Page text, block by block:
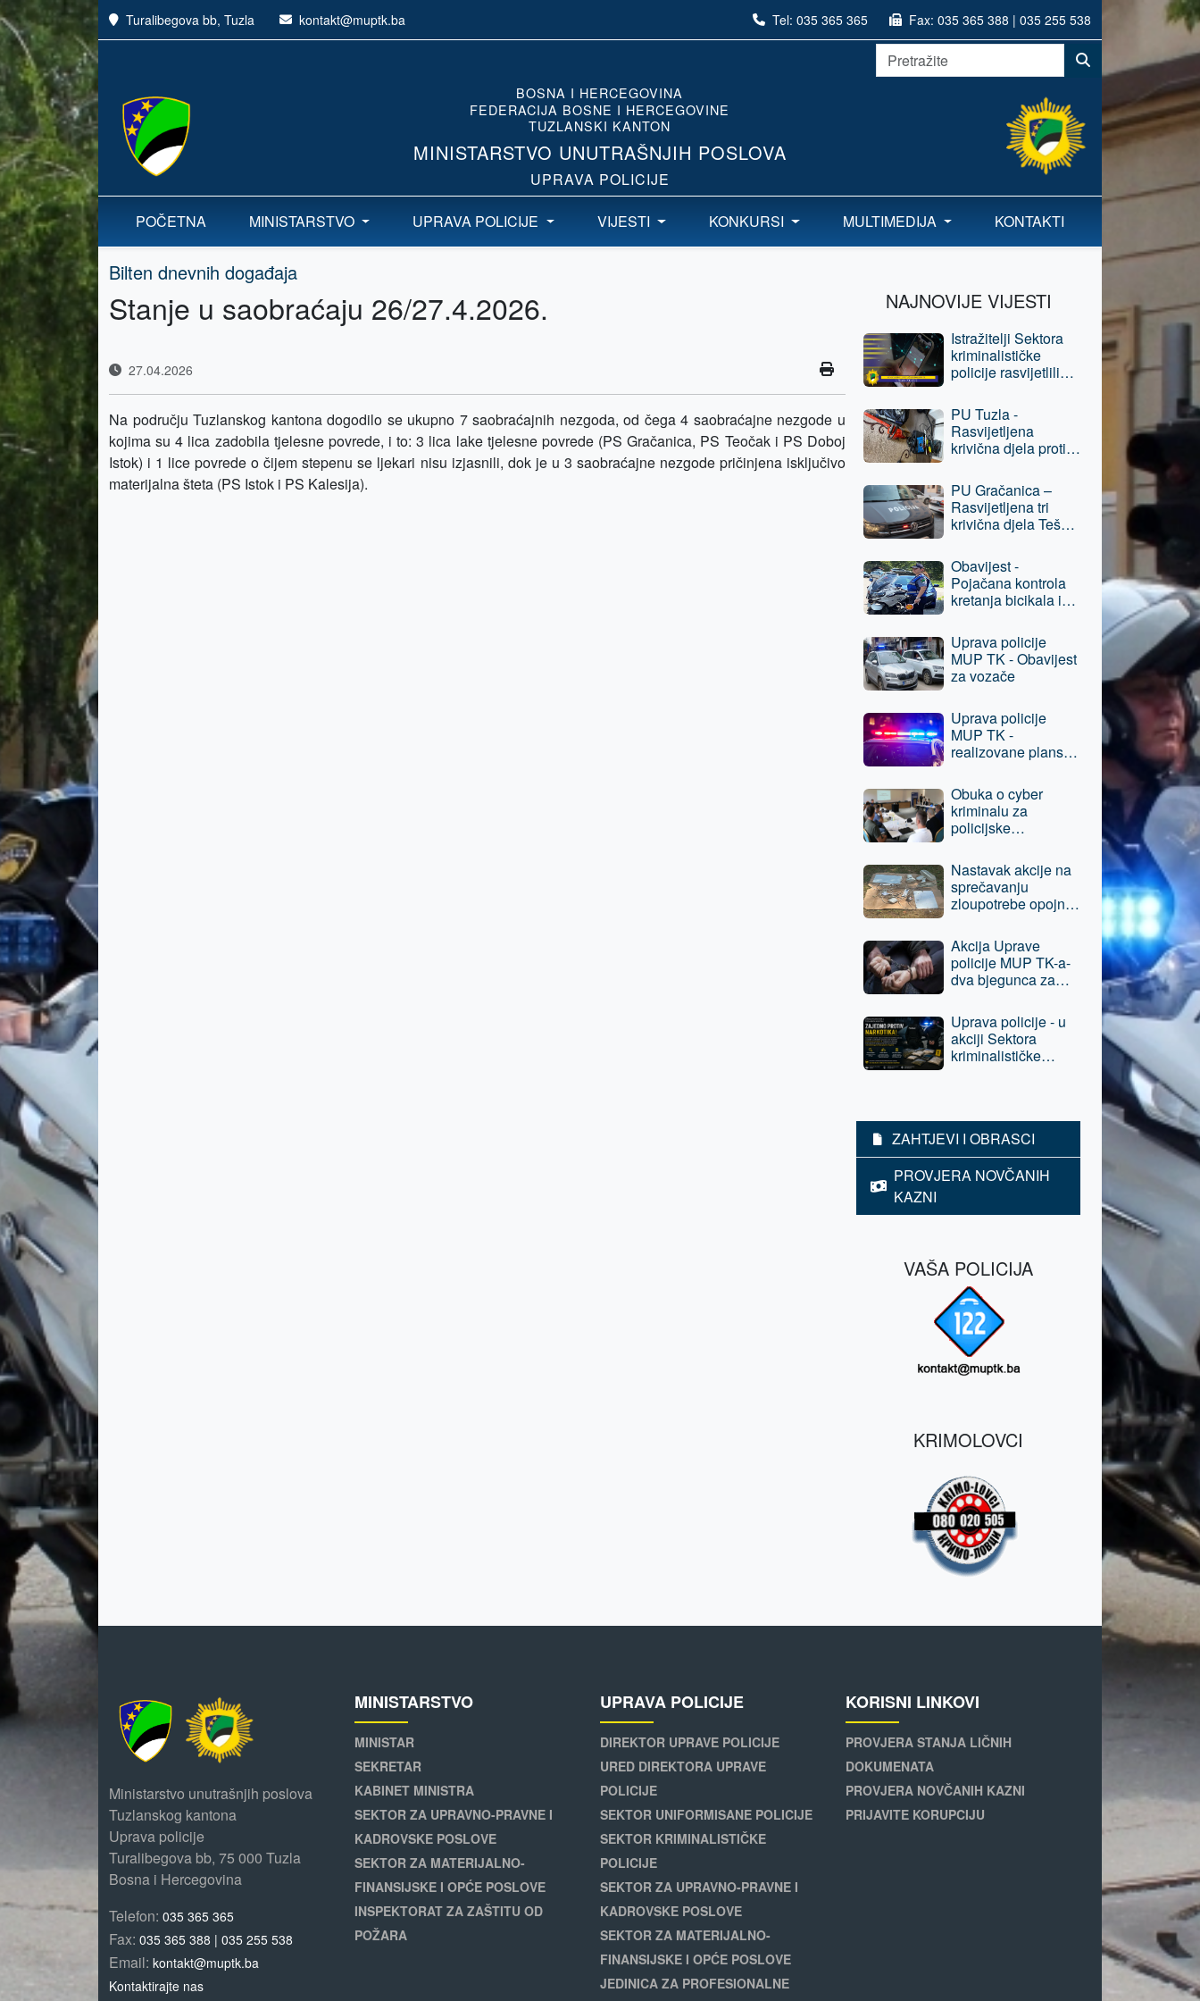
Turalibegova bb, Tuzla kontakt@muptk.ba Tel: 035 365 365 Fax: 035 365 388 | 035 255 538
BOSNA I HERCEGOVINA
FEDERACIJA BOSNE I HERCEGOVINE
TUZLANSKI KANTON
MINISTARSTVO UNUTRAŠNJIH POSLOVA
UPRAVA POLICIJE
POČETNA MINISTARSTVO UPRAVA POLICIJE VIJESTI KONKURSI MULTIMEDIJA KONTAKTI
Bilten dnevnih događaja
Stanje u saobraćaju 26/27.4.2026.
27.04.2026
Na području Tuzlanskog kantona dogodilo se ukupno 7 saobraćajnih nezgoda, od čega 4 saobraćajne nezgode u
kojima su 4 lica zadobila tjelesne povrede, i to: 3 lica lake tjelesne povrede (PS Gračanica, PS Teočak i PS Doboj
Istok) i 1 lice povrede o čijem stepenu se ljekari nisu izjasnili, dok je u 3 saobraćajne nezgode pričinjena isključivo
materijalna šteta (PS Istok i PS Kalesija).
NAJNOVIJE VIJESTI
Istražitelji Sektora
kriminalističke
policije rasvijetlili
Prijevara,
osumnjičenom licu
oduzeta sloboda
PU Tuzla -
Rasvijetljena
krivična djela protiv
osoba lišena
slobode
PU Gračanica –
Rasvijetljena tri
krivična djela Teška
osumnjičenog lica
podneseni izvještaji
nadležnom
tužilaštvu
Obavijest -
Pojačana kontrola
kretanja bicikala i
u pješačkim
zonama grada Tuzla
Uprava policije
MUP TK - Obavijest
za vozače
Uprava policije
MUP TK -
realizovane planske
opojna droga
Obuka o cyber
kriminalu za
policijske
policije MUP TK-a i
Policije Brčko
distrikta BiH
Nastavak akcije na
sprečavanju
zloupotrebe opojnih
iz Tuzle oduzeta
sloboda
Akcija Uprave
policije MUP TK-a-
dva bjegunca za
raspisane potrage
pronađeni i lišeni
slobode
Uprava policije - u
akciji Sektora
kriminalističke
oduzeta sloboda -
predat je tužilaštvu
ZAHTJEVI I OBRASCI
PROVJERA NOVČANIH
KAZNI
VAŠA POLICIJA
KRIMOLOVCI
Ministarstvo unutrašnjih poslova
Tuzlanskog kantona
Uprava policije
Turalibegova bb, 75 000 Tuzla
Bosna i Hercegovina
Telefon: 035 365 365
Fax: 035 365 388 | 035 255 538
Email: kontakt@muptk.ba
Kontaktirajte nas
MINISTARSTVO
MINISTAR
SEKRETAR
KABINET MINISTRA
SEKTOR ZA UPRAVNO-PRAVNE I
KADROVSKE POSLOVE
SEKTOR ZA MATERIJALNO-
FINANSIJSKE I OPĆE POSLOVE
INSPEKTORAT ZA ZAŠTITU OD
POŽARA
UPRAVA POLICIJE
DIREKTOR UPRAVE POLICIJE
URED DIREKTORA UPRAVE
POLICIJE
SEKTOR UNIFORMISANE POLICIJE
SEKTOR KRIMINALISTIČKE
POLICIJE
SEKTOR ZA UPRAVNO-PRAVNE I
KADROVSKE POSLOVE
SEKTOR ZA MATERIJALNO-
FINANSIJSKE I OPĆE POSLOVE
JEDINICA ZA PROFESIONALNE
KORISNI LINKOVI
PROVJERA STANJA LIČNIH
DOKUMENATA
PROVJERA NOVČANIH KAZNI
PRIJAVITE KORUPCIJU